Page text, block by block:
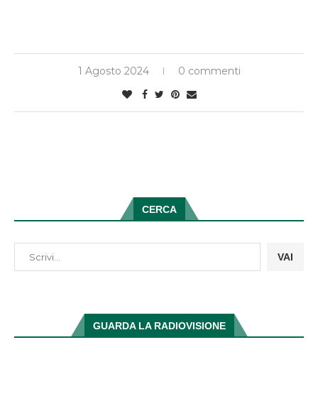
1 Agosto 2024 0 commenti
CERCA
VAI
GUARDA LA RADIOVISIONE